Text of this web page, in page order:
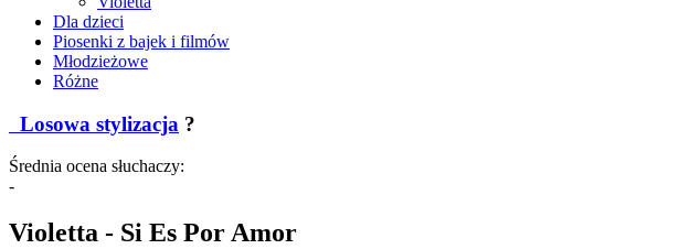
Dla dzieci
Piosenki z bajek i filmów
Młodzieżowe
Różne
Losowa stylizacja ?
Średnia ocena słuchaczy:
-
Violetta - Si Es Por Amor